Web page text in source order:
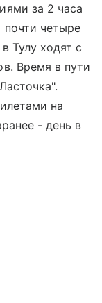
за 2 часа
четыре
Тулу ходят с
Время в пути
на
- день в